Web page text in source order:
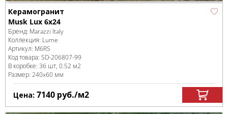
Керамогранит
Musk Lux 6x24
Бренд: Marazzi Italy
Коллекция: Lume
Артикул: M6RS
Код товара: SD-206807-99
В коробке: 36 шт, 0.52 м2
Размер: 240x60 мм
Цена: 7140 руб./м2